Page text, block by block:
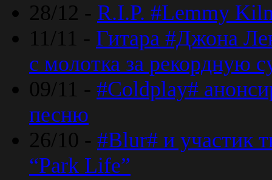
28/12 - R.I.P. #Lemmy
11/11 - Гитара #Джона
с молотка за рекордную
09/11 - #Coldplay#
песню
26/10 - #Blur# и участик
“Park Life”